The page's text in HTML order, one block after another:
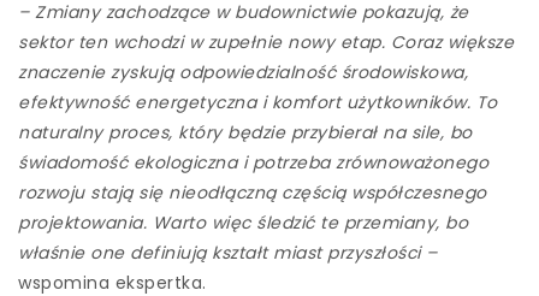
– Zmiany zachodzące w budownictwie pokazują, że
sektor ten wchodzi w zupełnie nowy etap. Coraz większe
znaczenie zyskują odpowiedzialność środowiskowa,
efektywność energetyczna i komfort użytkowników. To
naturalny proces, który będzie przybierał na sile, bo
świadomość ekologiczna i potrzeba zrównoważonego
rozwoju stają się nieodłączną częścią współczesnego
projektowania. Warto więc śledzić te przemiany, bo
właśnie one definiują kształt miast przyszłości –
wspomina ekspertka.